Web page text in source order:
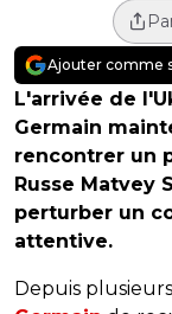
Ajouter comme
L'arrivée de
Germain
rencontrer un
Russe Matvey
perturber un
attentive.
Depuis